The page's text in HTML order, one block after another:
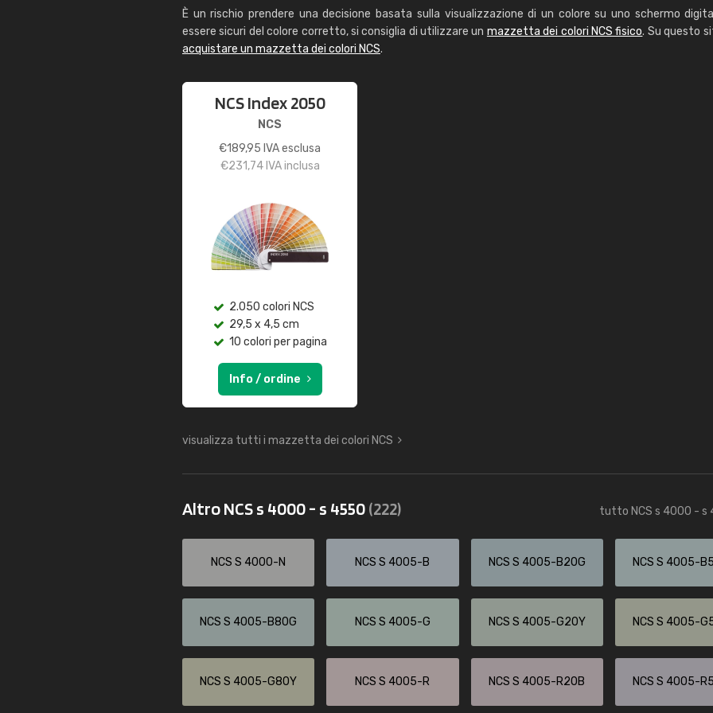
È un rischio prendere una decisione basata sulla visualizzazione di un colore su uno schermo
essere sicuri del colore corretto, si consiglia di utilizzare un mazzetta dei colori NCS fisico. Su questo
acquistare un mazzetta dei colori NCS.
NCS Index 2050
NCS
€189,95 IVA esclusa
€231,74IVA inclusa
2.050 colori NCS
29,5 x 4,5 cm
10 colori per pagina
Info / ordine
visualizza tutti i mazzetta dei colori NCS
Altro NCS s 4000 - s 4550(222) tutto NCS s 4000 - s
NCS S 4000-N NCS S 4005-B NCS S 4005-B20G NCS S 4005-
NCS S 4005-B80G NCS S 4005-G NCS S 4005-G20Y NCS S 4005-
NCS S 4005-G80Y NCS S 4005-R NCS S 4005-R20B NCS S 4005-